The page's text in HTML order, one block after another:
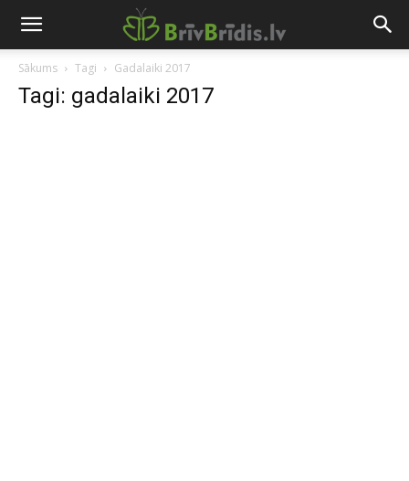
Sākums Tagi Gadalaiki 2017
Tagi: gadalaiki 2017